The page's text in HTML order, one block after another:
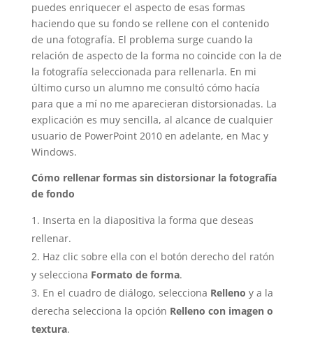
puedes enriquecer el aspecto de esas formas
haciendo que su fondo se rellene con el contenido
de una fotografía. El problema surge cuando la
relación de aspecto de la forma no coincide con la de
la fotografía seleccionada para rellenarla. En mi
último curso un alumno me consultó cómo hacía
para que a mí no me aparecieran distorsionadas. La
explicación es muy sencilla, al alcance de cualquier
usuario de PowerPoint 2010 en adelante, en Mac y
Windows.
Cómo rellenar formas sin distorsionar la fotografía
de fondo
Inserta en la diapositiva la forma que deseas
rellenar.
Haz clic sobre ella con el botón derecho del ratón
y selecciona Formato de forma.
En el cuadro de diálogo, selecciona Relleno y a la
derecha selecciona la opción Relleno con imagen o
textura.